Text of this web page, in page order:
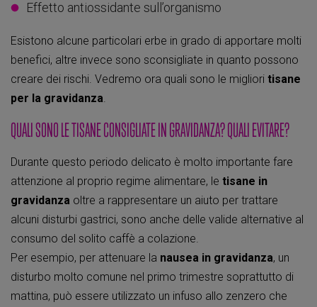
Effetto antiossidante sull’organismo
Esistono alcune particolari erbe in grado di apportare molti
benefici, altre invece sono sconsigliate in quanto possono
creare dei rischi. Vedremo ora quali sono le migliori tisane
per la gravidanza.
QUALI SONO LE TISANE CONSIGLIATE IN GRAVIDANZA? QUALI EVITARE?
Durante questo periodo delicato è molto importante fare
attenzione al proprio regime alimentare, le tisane in
gravidanza oltre a rappresentare un aiuto per trattare
alcuni disturbi gastrici, sono anche delle valide alternative al
consumo del solito caffè a colazione.
Per esempio, per attenuare la nausea in gravidanza, un
disturbo molto comune nel primo trimestre soprattutto di
mattina, può essere utilizzato un infuso allo zenzero che